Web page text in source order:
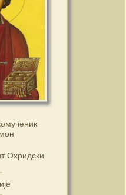
Охридски